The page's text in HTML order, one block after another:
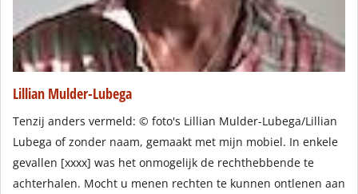
Lillian Mulder-Lubega
Tenzij anders vermeld: © foto's Lillian Mulder-Lubega/Lillian
Lubega of zonder naam, gemaakt met mijn mobiel. In enkele
gevallen [xxxx] was het onmogelijk de rechthebbende te
achterhalen. Mocht u menen rechten te kunnen ontlenen aan